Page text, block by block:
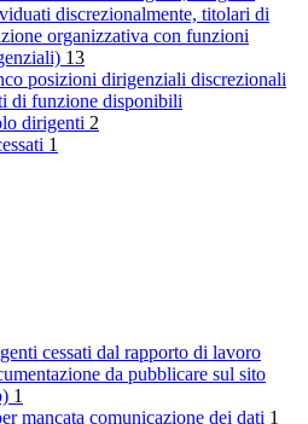
discrezionalmente, titolari di
organizzativa con funzioni
13
posizioni dirigenziali discrezionali
di funzione disponibili
dirigenti 2
1
cessati dal rapporto di lavoro
da pubblicare sul sito
1
mancata comunicazione dei dati 1